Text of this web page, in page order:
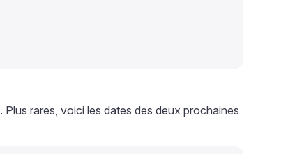
. Plus rares, voici les dates des deux prochaines